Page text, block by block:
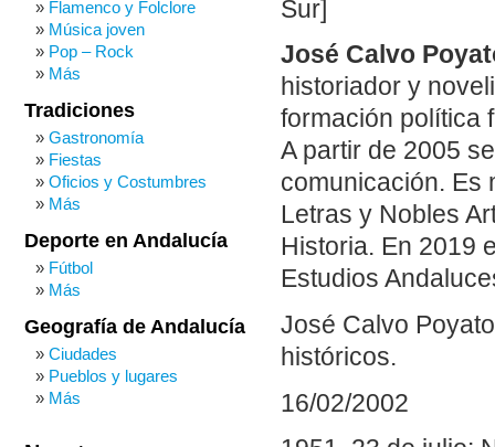
Sur]
José Calvo
historiador y
formación política
A partir de 2005
comunicación. Es
Letras y Nobles
Historia. En 2019
Estudios
José Calvo
históricos.
16/02/2002
Flamenco y Folclore
Música joven
Pop – Rock
Más
Tradiciones
Gastronomía
Fiestas
Oficios y Costumbres
Más
Deporte en Andalucía
Fútbol
Más
Geografía de Andalucía
Ciudades
Pueblos y lugares
Más